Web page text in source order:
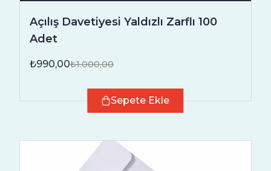
Açılış Davetiyesi Yaldızlı Zarflı 100
Adet
₺990,00₺1.000,00
Sepete Ekle